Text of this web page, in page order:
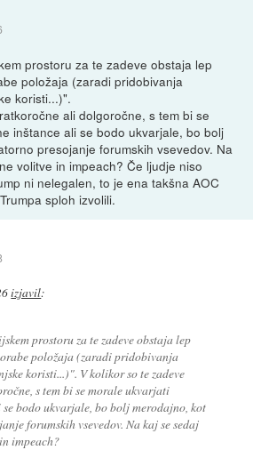
prostoru za te zadeve obstaja lep
položaja (zaradi pridobivanja
koristi...)".
ali dolgoročne, s tem bi se
inštance ali se bodo ukvarjale, bo bolj
presojanje forumskih vsevedov. Na
volitve in impeach? Če ljudje niso
ni nelegalen, to je ena takšna AOC
sploh izvolili.
izjavil:
prostoru za te zadeve obstaja lep
položaja (zaradi pridobivanja
koristi...)". V kolikor so te zadeve
s tem bi se morale ukvarjati
bodo ukvarjale, bo bolj merodajno, kot
forumskih vsevedov. Na kaj se sedaj
impeach?